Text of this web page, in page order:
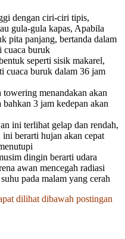
dengan ciri-ciri tipis,
gula-gula kapas, Apabila
pita panjang, bertanda dalam
cuaca buruk
seperti sisik makarel,
cuaca buruk dalam 36 jam
towering menandakan akan
3 jam kedepan akan
ini terlihat gelap dan rendah,
berarti hujan akan cepat
dingin berarti udara
awan mencegah radiasi
pada malam yang cerah
dilihat dibawah postingan